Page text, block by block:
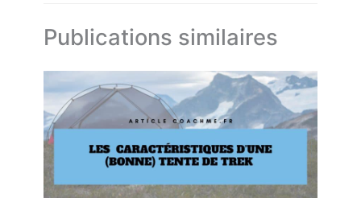
Publications similaires